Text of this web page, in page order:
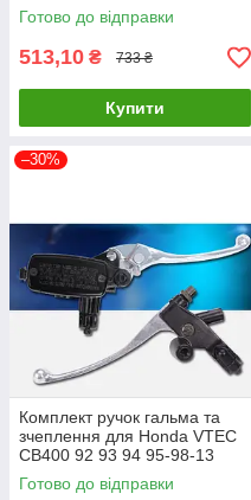
Готово до відправки
513,10 ₴ 733 ₴
Купити
–30%
Комплект ручок гальма та
зчеплення для Honda VTEC
CB400 92 93 94 95-98-13
Готово до відправки